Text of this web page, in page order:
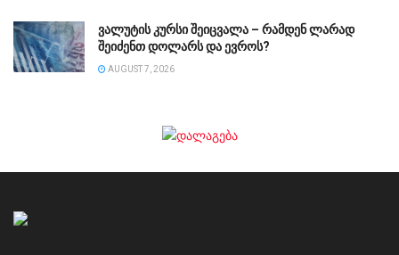
ვალუტის კურსი შეიცვალა – რამდენ ლარად
შეიძენთ დოლარს და ევროს?
AUGUST 7, 2026